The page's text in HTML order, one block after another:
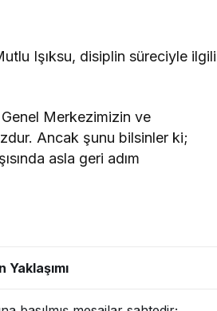
Işıksu, disiplin süreciyle ilgili
Merkezimizin ve
Ancak şunu bilsinler ki;
asla geri adım
Yaklaşımı